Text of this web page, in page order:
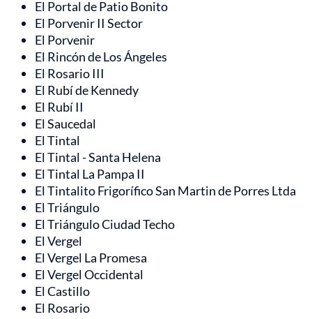
El Portal de Patio Bonito
El Porvenir II Sector
El Porvenir
El Rincón de Los Ángeles
El Rosario III
El Rubí de Kennedy
El Rubí II
El Saucedal
El Tintal
El Tintal - Santa Helena
El Tintal La Pampa II
El Tintalito Frigorífico San Martin de Porres Ltda
El Triángulo
El Triángulo Ciudad Techo
El Vergel
El Vergel La Promesa
El Vergel Occidental
El Castillo
El Rosario